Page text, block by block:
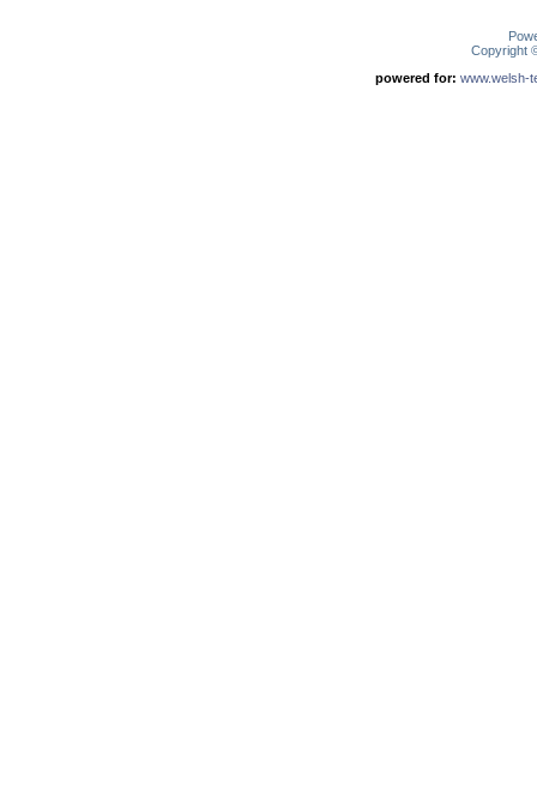
Copyright
powered for: www.welsh-